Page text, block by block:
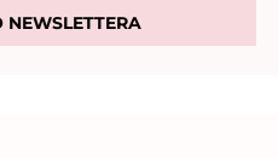
NEWSLETTERA